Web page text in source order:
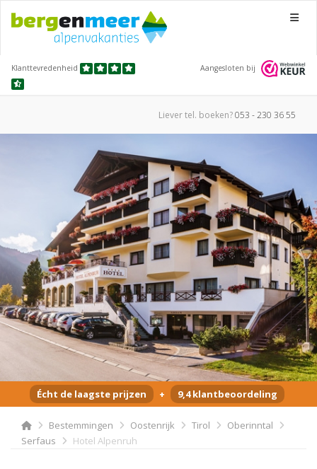
Menu
Klanttevredenheid Aangesloten bij
Liever tel. boeken?053 - 230 36 55
Écht de laagste prijzen + 9,4 klantbeoordeling
Bestemmingen Oostenrijk Tirol
Oberinntal
Serfaus
Hotel Alpenruh